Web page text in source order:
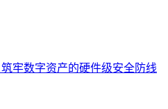
牢数字资产的硬件级安全防线